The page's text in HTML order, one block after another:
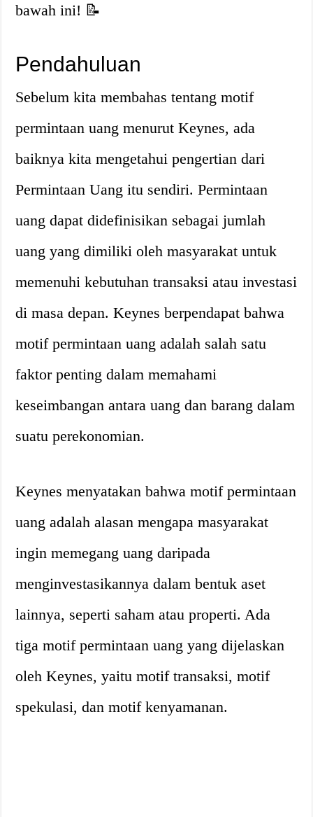
bawah ini! 📝
Pendahuluan
Sebelum kita membahas tentang motif
permintaan uang menurut Keynes, ada
baiknya kita mengetahui pengertian dari
Permintaan Uang itu sendiri. Permintaan
uang dapat didefinisikan sebagai jumlah
uang yang dimiliki oleh masyarakat untuk
memenuhi kebutuhan transaksi atau investasi
di masa depan. Keynes berpendapat bahwa
motif permintaan uang adalah salah satu
faktor penting dalam memahami
keseimbangan antara uang dan barang dalam
suatu perekonomian.
Keynes menyatakan bahwa motif permintaan
uang adalah alasan mengapa masyarakat
ingin memegang uang daripada
menginvestasikannya dalam bentuk aset
lainnya, seperti saham atau properti. Ada
tiga motif permintaan uang yang dijelaskan
oleh Keynes, yaitu motif transaksi, motif
spekulasi, dan motif kenyamanan.